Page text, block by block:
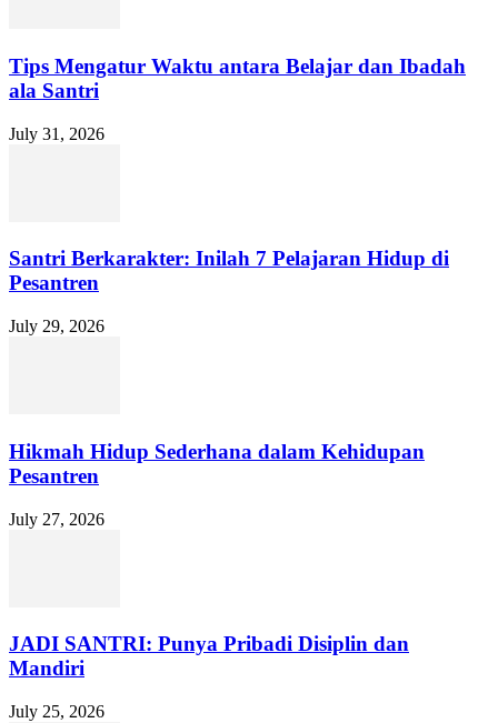
Tips Mengatur Waktu antara Belajar dan Ibadah
ala Santri
July 31, 2026
Santri Berkarakter: Inilah 7 Pelajaran Hidup di
Pesantren
July 29, 2026
Hikmah Hidup Sederhana dalam Kehidupan
Pesantren
July 27, 2026
JADI SANTRI: Punya Pribadi Disiplin dan
Mandiri
July 25, 2026